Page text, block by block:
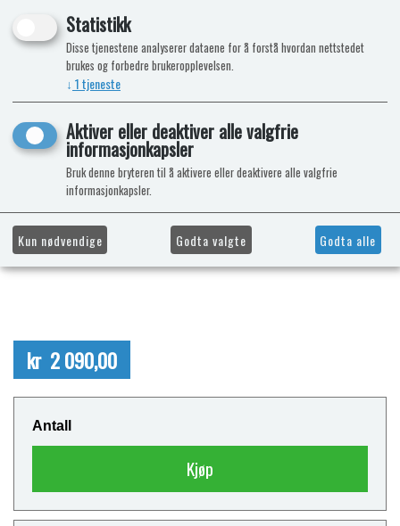
kr 2 090,00
Antall
Kjøp
Statistikk
Disse tjenestene analyserer dataene for å forstå hvordan nettstedet
brukes og forbedre brukeropplevelsen.
↓ 1tjeneste
Aktiver eller deaktiver alle valgfrie
informasjonkapsler
Bruk denne bryteren til å aktivere eller deaktivere alle valgfrie
informasjonkapsler.
Kun nødvendige Godta valgte Godta alle